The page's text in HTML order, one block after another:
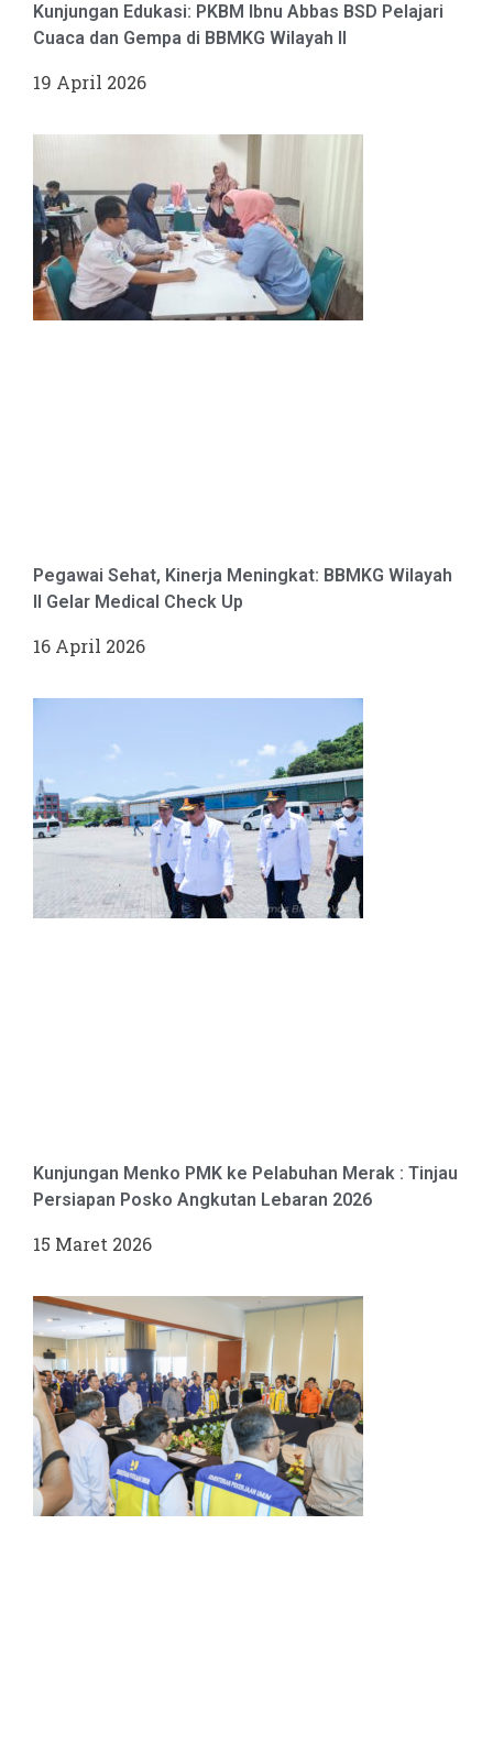
Kunjungan Edukasi: PKBM Ibnu Abbas BSD Pelajari
Cuaca dan Gempa di BBMKG Wilayah II
19 April 2026
Pegawai Sehat, Kinerja Meningkat: BBMKG Wilayah
II Gelar Medical Check Up
16 April 2026
Kunjungan Menko PMK ke Pelabuhan Merak : Tinjau
Persiapan Posko Angkutan Lebaran 2026
15 Maret 2026